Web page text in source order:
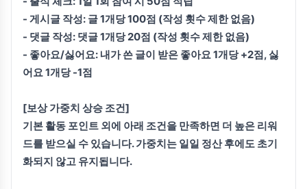
- 게시글 작성: 글 1개당 100점 (작성 횟수 제한 없음)
- 댓글 작성: 댓글 1개당 20점 (작성 횟수 제한 없음)
- 좋아요/싫어요: 내가 쓴 글이 받은 좋아요 1개당 +2점, 싫
어요 1개당 -1점
[보상 가중치 상승 조건]
기본 활동 포인트 외에 아래 조건을 만족하면 더 높은 리워
드를 받으실 수 있습니다. 가중치는 일일 정산 후에도 초기
화되지 않고 유지됩니다.